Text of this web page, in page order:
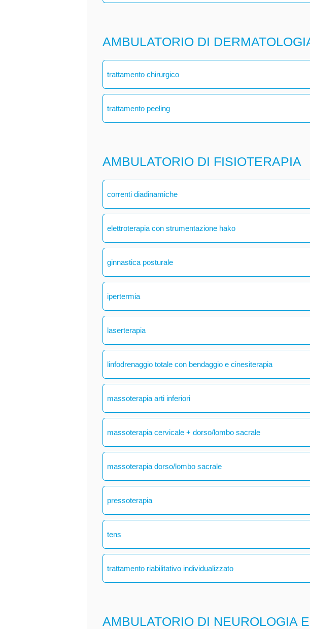
AMBULATORIO DI
trattamento chirurgico
trattamento peeling
AMBULATORIO DI FISIOTERAPIA
correnti diadinamiche
elettroterapia con strumentazione hako
ginnastica posturale
ipertermia
laserterapia
linfodrenaggio totale con bendaggio e cinesiterapia
massoterapia arti inferiori
massoterapia cervicale + dorso/lombo sacrale
massoterapia dorso/lombo sacrale
pressoterapia
tens
trattamento riabilitativo individualizzato
AMBULATORIO DI NEUROLOGIA